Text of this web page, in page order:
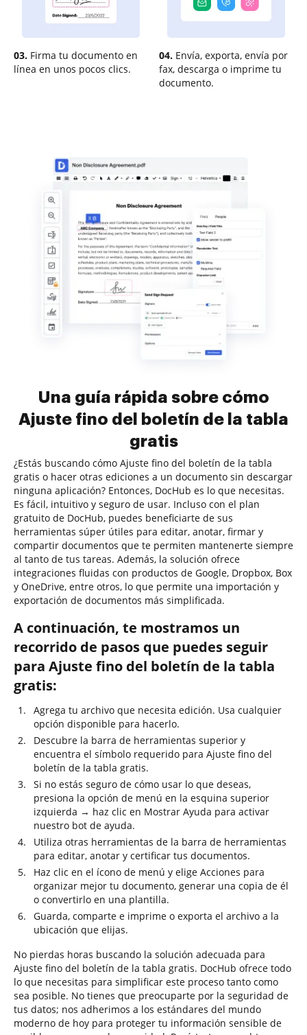
03. Firma tu documento en
línea en unos pocos clics.
04. Envía, exporta, envía por
fax, descarga o imprime tu
documento.
Una guía rápida sobre cómo
Ajuste fino del boletín de la tabla
gratis
¿Estás buscando cómo Ajuste fino del boletín de la tabla
gratis o hacer otras ediciones a un documento sin descargar
ninguna aplicación? Entonces, DocHub es lo que necesitas.
Es fácil, intuitivo y seguro de usar. Incluso con el plan
gratuito de DocHub, puedes beneficiarte de sus
herramientas súper útiles para editar, anotar, firmar y
compartir documentos que te permiten mantenerte siempre
al tanto de tus tareas. Además, la solución ofrece
integraciones fluidas con productos de Google, Dropbox, Box
y OneDrive, entre otros, lo que permite una importación y
exportación de documentos más simplificada.
A continuación, te mostramos un
recorrido de pasos que puedes seguir
para Ajuste fino del boletín de la tabla
gratis:
Agrega tu archivo que necesita edición. Usa cualquier
opción disponible para hacerlo.
Descubre la barra de herramientas superior y
encuentra el símbolo requerido para Ajuste fino del
boletín de la tabla gratis.
Si no estás seguro de cómo usar lo que deseas,
presiona la opción de menú en la esquina superior
izquierda → haz clic en Mostrar Ayuda para activar
nuestro bot de ayuda.
Utiliza otras herramientas de la barra de herramientas
para editar, anotar y certificar tus documentos.
Haz clic en el ícono de menú y elige Acciones para
organizar mejor tu documento, generar una copia de él
o convertirlo en una plantilla.
Guarda, comparte e imprime o exporta el archivo a la
ubicación que elijas.
No pierdas horas buscando la solución adecuada para
Ajuste fino del boletín de la tabla gratis. DocHub ofrece todo
lo que necesitas para simplificar este proceso tanto como
sea posible. No tienes que preocuparte por la seguridad de
tus datos; nos adherimos a los estándares del mundo
moderno de hoy para proteger tu información sensible de